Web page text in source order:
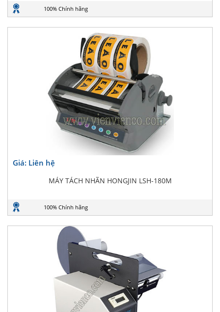
100% Chính hãng
Giá: Liên hệ
MÁY TÁCH NHÃN HONGJIN LSH-180M
100% Chính hãng